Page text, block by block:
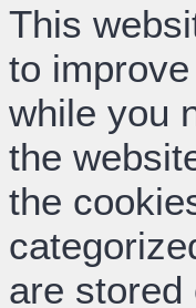
This
to
while you
the
the
are stored